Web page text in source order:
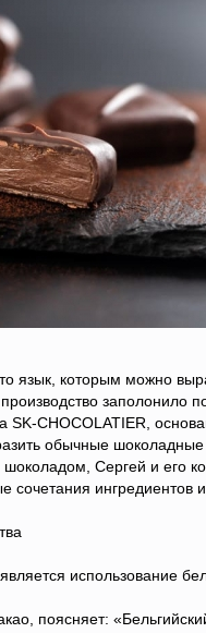
язык, которым можно
заполонило
SK-CHOCOLATIER,
обычные
Сергей и его
сочетания ингредиентов
использование
поясняет: